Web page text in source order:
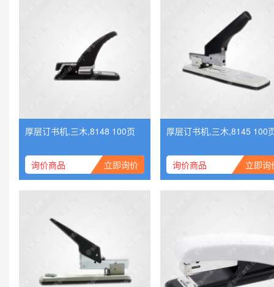
厚层订书机,三木,8148 100页
询价商品 立即询价
厚层订书机,三木,8145 100
询价商品 立即询